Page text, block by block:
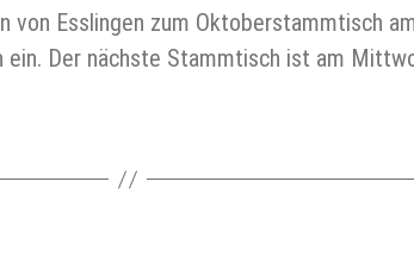
von Esslingen zum Oktoberstammtisch
ein. Der nächste Stammtisch ist am